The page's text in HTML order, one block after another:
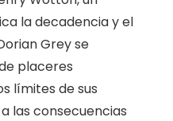
la decadencia y el
Grey se
placeres
límites de sus
las consecuencias